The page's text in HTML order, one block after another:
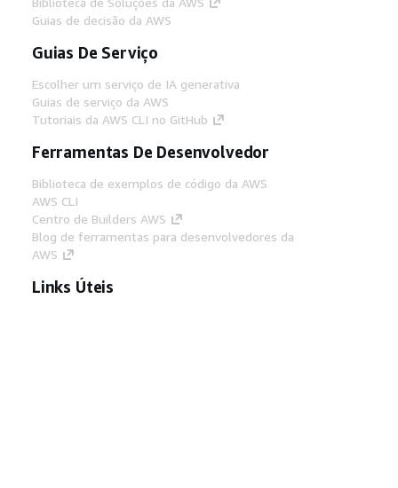
Guias de decisão da AWS
Guias De Serviço
Escolher um serviço de IA generativa
Guias de serviço da AWS
Tutoriais da AWS CLI no GitHub
Ferramentas De Desenvolvedor
Biblioteca de exemplos de código da AWS
AWS CLI
Centro de Builders AWS
Blog de ferramentas para desenvolvedores da
AWS
Links Úteis